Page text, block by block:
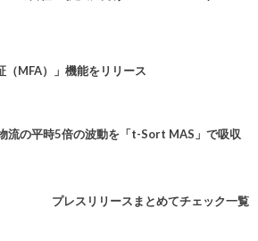
（MFA）」機能をリリース
流の平時5倍の波動を「t-Sort MAS」で吸収
プレスリリースまとめてチェック一覧